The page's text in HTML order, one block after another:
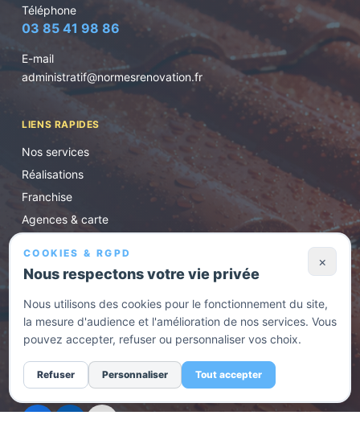
Téléphone
03 85 41 98 86
E-mail
administratif@normesrenovation.fr
LIENS RAPIDES
Nos services
Réalisations
Franchise
Agences & carte
HORAIRES D'OUVERTURE
Lundi au vendredi de 8h30 à 17h. En urgence, appelez
RÉSEAUX SOCIAUX
COOKIES & RGPD
Nous respectons votre vie privée
×
Nous utilisons des cookies pour le fonctionnement du site,
la mesure d'audience et l'amélioration de nos services. Vous
pouvez accepter, refuser ou personnaliser vos choix.
Refuser Personnaliser Tout accepter